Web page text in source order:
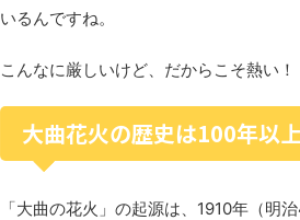
いるんですね。
こんなに厳しいけど、だからこそ熱い！
大曲花火の歴史は100年以
「大曲の花火」の起源は、1910年（明